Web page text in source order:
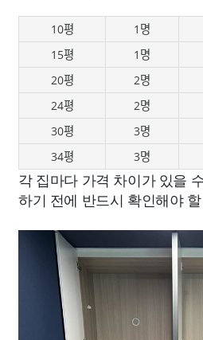
10평 1명
15평
1명
20평
2명
24평
2명
30평
3명
34평
3명
각 집마다 가격 차이가 있을
하기 전에 반드시 확인해야